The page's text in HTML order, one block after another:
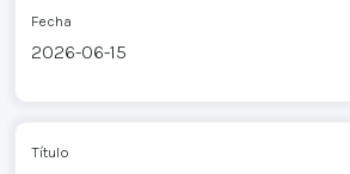
Fecha
2026-06-15
Título